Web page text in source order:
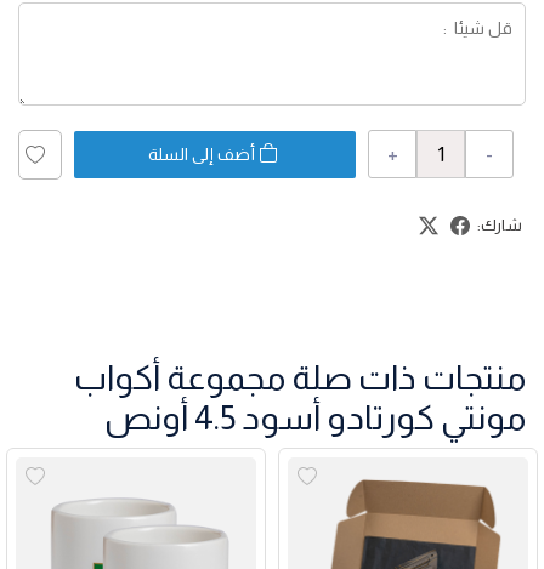
-
+ أضف إلى السلة
شارك:
منتجات ذات صلة مجموعة أكواب
مونتي كورتادو أسود 4.5 أونص